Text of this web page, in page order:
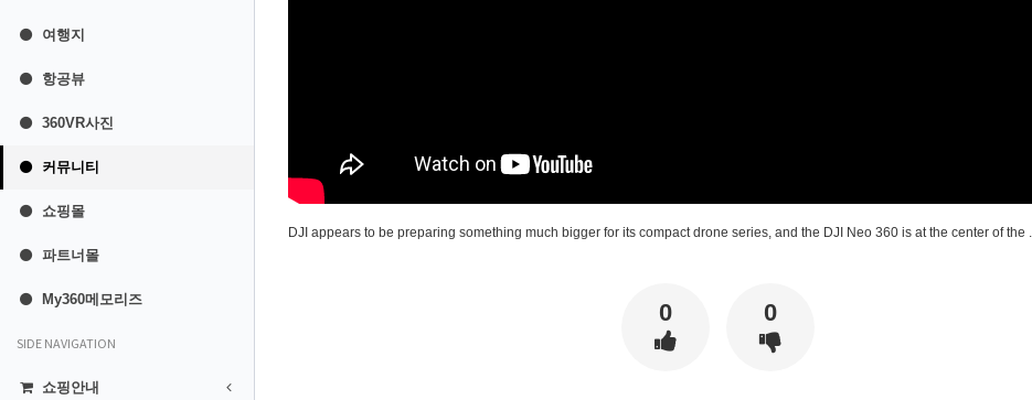
여행지
항공뷰
360VR사진
커뮤니티
쇼핑몰
파트너몰
My360메모리즈
SIDE NAVIGATION
쇼핑안내
DJI appears to be preparing something much bigger for its compact drone series, and the DJI Neo 360 is at the center of the ...
0 0